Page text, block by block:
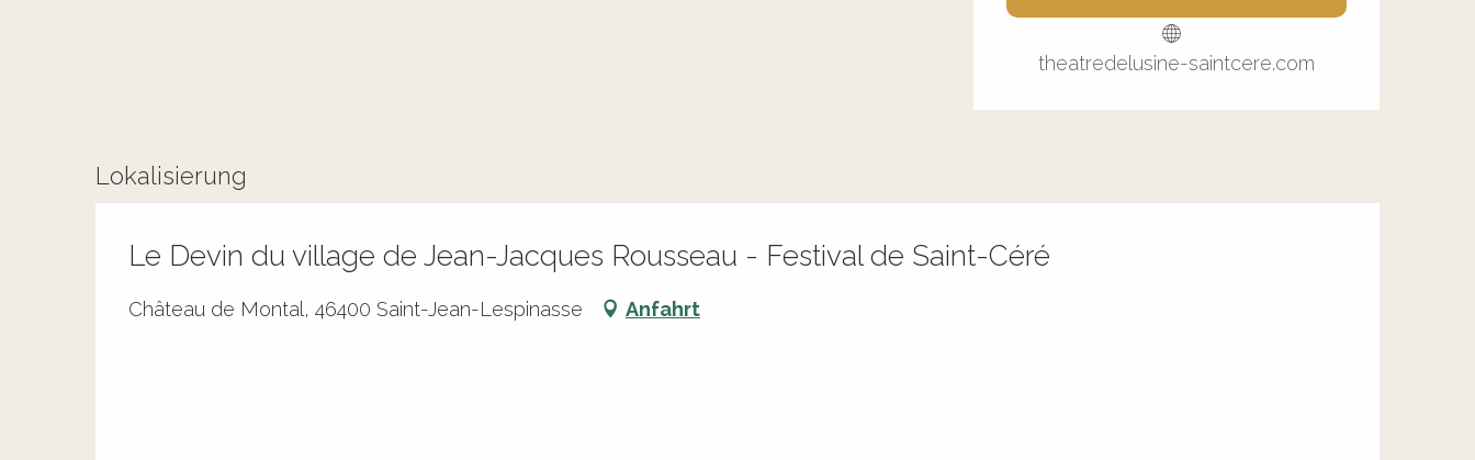
theatredelusine-saintcere.com
Lokalisierung
Le Devin du village de Jean-Jacques Rousseau - Festival de Saint-Céré
Château de Montal, 46400 Saint-Jean-Lespinasse Anfahrt